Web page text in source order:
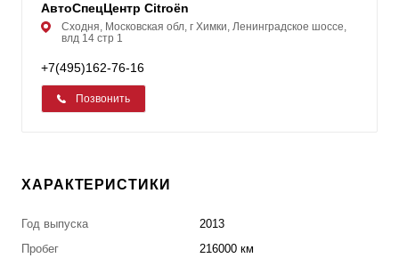
АвтоСпецЦентр Citroën
Сходня, Московская обл, г Химки, Ленинградское шоссе,
влд 14 стр 1
+7(495)162-76-16
Позвонить
ХАРАКТЕРИСТИКИ
Год выпуска
2013
Пробег
216000 км